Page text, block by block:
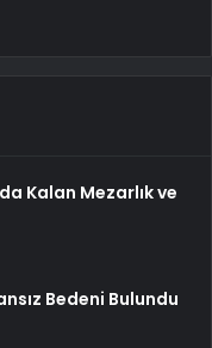
Kalan Mezarlık ve
Bedeni Bulundu